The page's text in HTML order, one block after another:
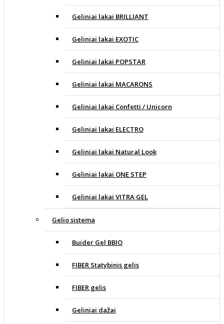
Geliniai lakai BRILLIANT
Geliniai lakai EXOTIC
Geliniai lakai POPSTAR
Geliniai lakai MACARONS
Geliniai lakai Confetti / Unicorn
Geliniai lakai ELECTRO
Geliniai lakai Natural Look
Geliniai lakai ONE STEP
Geliniai lakai VITRA GEL
Gelio sistema
Buider Gel BBIO
FIBER Statybinis gelis
FIBER gelis
Geliniai dažai